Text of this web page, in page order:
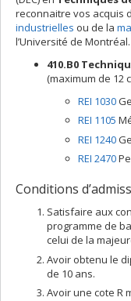
reconnaitre vos acquis
industrielles ou de la
l’Université de Montréal.
410.B0
(maximum de 12
REI 1030
REI 1105
REI 1240
REI 2470
Conditions
Satisfaire aux
programme de
celui de la
Avoir obtenu le
de 10 ans.
Avoir une cote R